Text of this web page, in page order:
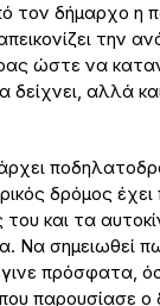
τον δήμαρχο η
την
ώστε να
αλλά
δρόμος
και τα
Να σημειωθεί
πρόσφατα,
παρουσίασε